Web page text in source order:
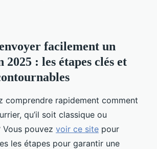
facilement un
: les étapes clés et
comprendre rapidement comment
qu’il soit classique ou
Vous pouvez voir ce site pour
les étapes pour garantir une